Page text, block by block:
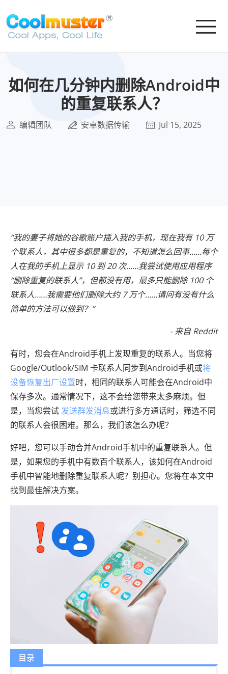
如何在几分钟内删除Android中
的重复联系人？
编辑团队 安卓数据传输 Jul 15, 2025
“我的妻子将她的谷歌账户插入我的手机，现在我有 10 万
个联系人，其中很多都是重复的，不知道怎么回事……每个
人在我的手机上显示 10 到 20 次……我尝试使用应用程序
“删除重复的联系人”，但都没有用，最多只能删除 100 个
联系人……我需要他们删除大约 7 万个……请问有没有什么
简单的方法可以做到？”
- 来自 Reddit
有时，您会在Android手机上发现重复的联系人。当您将
Google/Outlook/SIM 卡联系人同步到Android手机或将
设备恢复出厂设置时，相同的联系人可能会在Android中
保存多次。通常情况下，这不会给您带来太多麻烦。但
是，当您尝试发送群发消息或进行多方通话时，筛选不同
的联系人会很困难。那么，我们该怎么办呢？
好吧，您可以手动合并Android手机中的重复联系人。但
是，如果您的手机中有数百个联系人，该如何在Android
手机中智能地删除重复联系人呢？别担心。您将在本文中
找到最佳解决方案。
目录